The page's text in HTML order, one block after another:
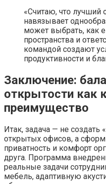
«Считаю, что лучший
навязывает
может выбрать, как
пространства и
командой создают
продуктивности и
Заключение:
открытости как
преимущество
Итак, задача — не создать
открытых офисов, а
приватность и комфорт
друга. Программа
реальные задачи
мебель, адаптивную